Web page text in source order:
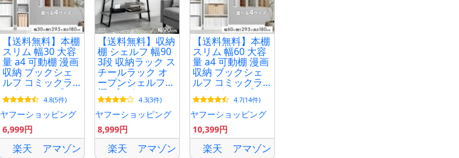
■生産国
中国
■備考【組立品】
※配送は全て宅配便（1人）での玄関渡しとなります。
※組み立ては必ず2人以上で行って下さい。
【送料無料】本棚
スリム 幅30 大容
量 a4 可動棚 漫画
収納 ブックシェ
ルフ コミックラ
ック ディスプレ
イラック シェル
フ 高さ180 オープ
ンラック 収納棚
4.8(5件)
ヤフーショッピング
6,999円
楽天 アマゾン
【送料無料】収納
棚 シェルフ 幅90
3段 収納ラック ス
チールラック オ
ープンシェルフ
棚 ブックシェル
フ ディスプレイ
ラック 本棚 収納
2way
4.3(3件)
ヤフーショッピング
8,999円
楽天 アマゾン
【送料無料】本棚
スリム 幅60 大容
量 a4 可動棚 漫画
収納 ブックシェ
ルフ コミックラ
ック ディスプレ
イラック シェル
フ 高さ180 オープ
ンラック 収納棚
4.7(14件)
ヤフーショッピング
10,399円
楽天 アマゾン